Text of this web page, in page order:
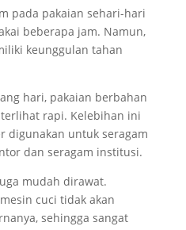
pada pakaian sehari-hari
beberapa jam. Namun,
keunggulan tahan
hari, pakaian berbahan
rapi. Kelebihan ini
digunakan untuk seragam
dan seragam institusi.
mudah dirawat.
cuci tidak akan
sehingga sangat